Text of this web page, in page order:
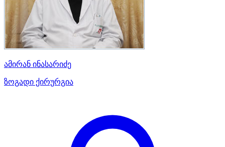
ამირან ინასარიძე
ზოგადი ქირურგია